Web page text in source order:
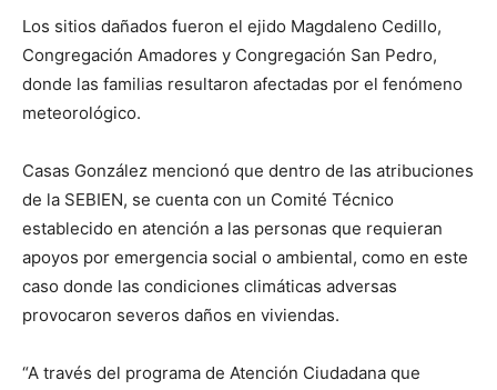
Los sitios dañados fueron el ejido Magdaleno Cedillo,
Congregación Amadores y Congregación San Pedro,
donde las familias resultaron afectadas por el fenómeno
meteorológico.
Casas González mencionó que dentro de las atribuciones
de la SEBIEN, se cuenta con un Comité Técnico
establecido en atención a las personas que requieran
apoyos por emergencia social o ambiental, como en este
caso donde las condiciones climáticas adversas
provocaron severos daños en viviendas.
“A través del programa de Atención Ciudadana que